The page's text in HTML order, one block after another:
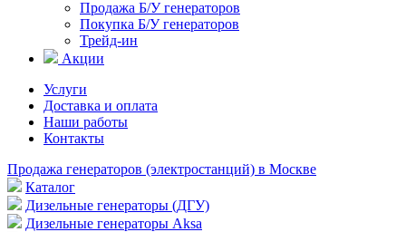
Продажа Б/У генераторов
Покупка Б/У генераторов
Трейд-ин
Акции
Услуги
Доставка и оплата
Наши работы
Контакты
Продажа генераторов (электростанций) в Москве
Каталог
Дизельные генераторы (ДГУ)
Дизельные генераторы Aksa